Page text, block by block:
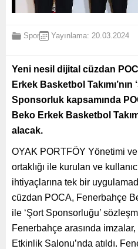
Spor Yayınlama: 20.03.2024
Yeni nesil dijital cüzdan
Erkek Basketbol
Sponsorluk kapsamında
Beko Erkek Basketbol
alacak.
OYAK PORTFÖY Yönetimi ve
ortaklığı ile kurulan ve
ihtiyaçlarına tek bir
cüzdan POCA, Fenerbahçe
ile ‘Şort Sponsorluğu’
Fenerbahçe arasında
Etkinlik Salonu’nda atıldı.